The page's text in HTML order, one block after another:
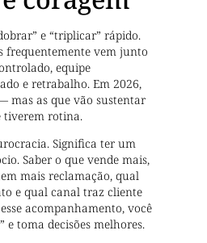
e “triplicar” rápido.
frequentemente vem junto
equipe
e retrabalho. Em 2026,
mas as que vão sustentar
tiverem rotina.
Significa ter um
Saber o que vende mais,
mais reclamação, qual
e qual canal traz cliente
acompanhamento, você
e toma decisões melhores.